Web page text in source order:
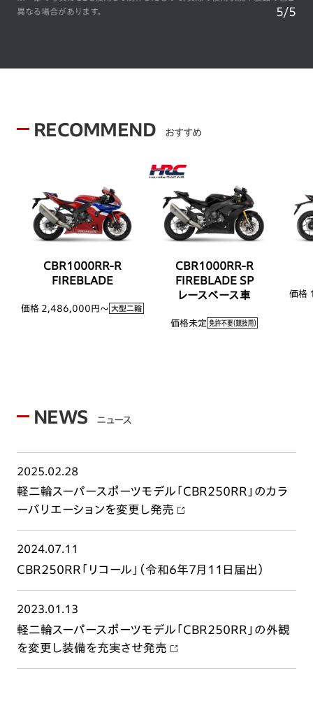
があります。
異なる場合
5/5
RECOMMEND おすすめ
CBR1000RR-R
FIREBLADE
価格 2,486,000円〜
CBR1000RR-R
FIREBLADE SP
レースベース車
価格未定
価格
NEWS ニュース
2025.02.28
軽二輪スーパースポーツモデル「CBR250RR」のカラ
ーバリエーションを変更し発売
2024.07.11
CBR250RR「リコール」（令和6年7月11日届出）
2023.01.13
軽二輪スーパースポーツモデル「CBR250RR」の外観
を変更し装備を充実させ発売